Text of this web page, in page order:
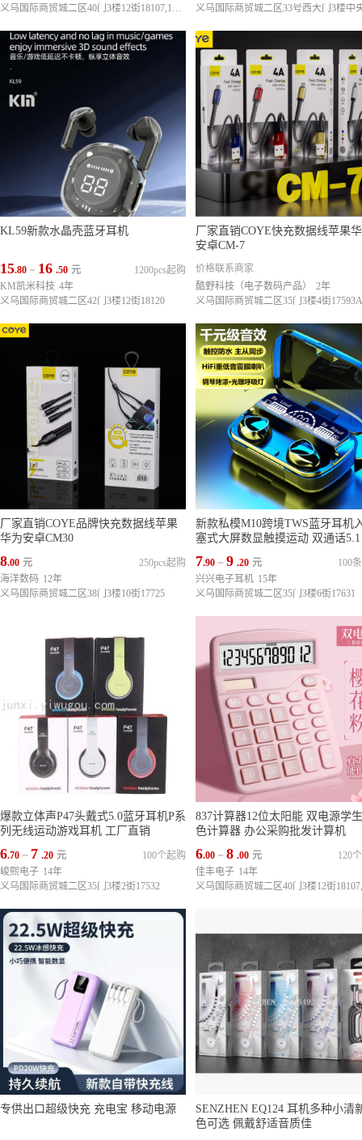
义乌国际商贸城二区40门3楼12街18107,18109
KL59新款水晶壳蓝牙耳机
15.80 ~ 16 .50 元
1200pcs起购
KM凯米科技 4年
义乌国际商贸城二区42门3楼12街18120
厂家直销COYE快充数据线苹果
安卓CM-7
价格联系商家
酷野科技（电子数码产品）
2年
厂家直销COYE品牌快充数据线苹果
华为安卓CM30
8.00 元
250pcs起购
海洋数码 12年
义乌国际商贸城二区38门3楼10街17725
新款私模M10跨境TWS蓝牙耳机
塞式大屏数显触摸运动 双通话5.1
7.90 ~ 9 .20 元
100
兴兴电子耳机 15年
义乌国际商贸城二区35门3楼6街17631
爆款立体声P47头戴式5.0蓝牙耳机P系
列无线运动游戏耳机 工厂直销
6.70 ~ 7 .20 元
100个起购
峻熙电子 14年
义乌国际商贸城二区35门3楼2街17532
837计算器12位太阳能 双电源学
色计算器 办公采购批发计算机
6.00 ~ 8 .00 元
120
佳丰电子 14年
专供出口超级快充 充电宝 移动电源
SENZHEN EQ124 耳机多种小清
色可选 佩戴舒适音质佳